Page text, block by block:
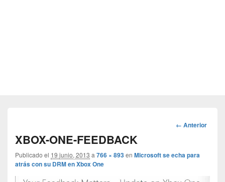
Navegador
← Anterior
XBOX-ONE-FEEDBACK
Publicado el 19 junio, 2013 a 766 × 893en Microsoft se echa para
atrás con su DRM en Xbox One